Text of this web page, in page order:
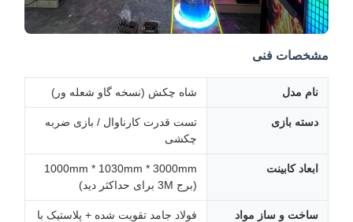
مشخصات فنی
نام مدل شاه چکش (نسخه گاو شعله ور)
دسته بازی
تست قدرت کارناوال / بازی ضربه
چکشی
ابعاد کابینت
1000mm * 1030mm * 3000mm
(برج 3M برای حداکثر دید)
ساخت و ساز مواد
فولاد جامد تقویت شده + پلاستیک با